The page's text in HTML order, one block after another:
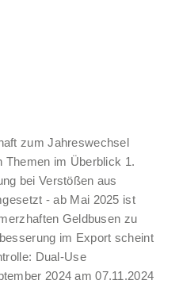
zum Jahreswechsel
Themen im Überblick 1.
bei Verstößen aus
- ab Mai 2025 ist
Geldbusen zu
im Export scheint
Dual-Use
2024 am 07.11.2024